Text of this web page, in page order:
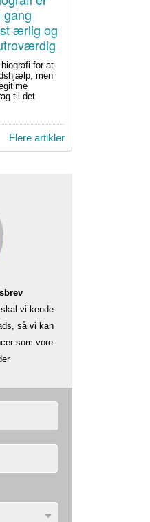
for at
men
til det
Flere artikler
vi kende
så vi kan
som vore